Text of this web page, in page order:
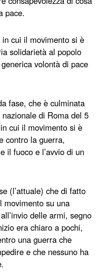
pace.
cui il movimento si è
solidarietà al popolo
volontà di pace
fase, che è culminata
di Roma del 5
cui il movimento si è
contro la guerra,
il fuoco e l’avvio di un
(l’attuale) che di fatto
movimento su una
delle armi, segno
era chiaro a pochi,
una guerra che
e che nessuno ha